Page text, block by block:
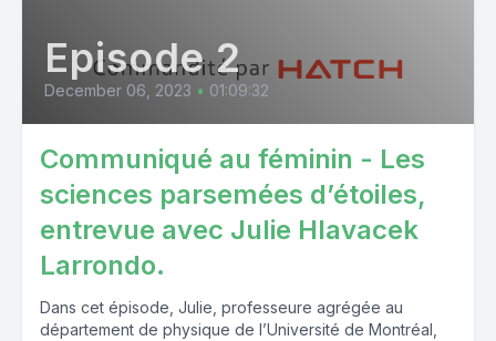
Episode 2
December 06, 2023 • 01:09:32
Communiqué au féminin - Les
sciences parsemées d’étoiles,
entrevue avec Julie Hlavacek
Larrondo.
Dans cet épisode, Julie, professeure agrégée au
département de physique de l’Université de Montréal,